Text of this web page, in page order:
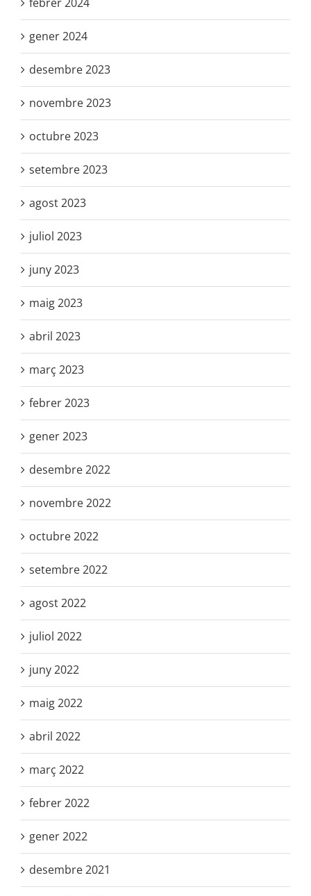
gener 2024
desembre 2023
novembre 2023
octubre 2023
setembre 2023
agost 2023
juliol 2023
juny 2023
maig 2023
abril 2023
març 2023
febrer 2023
gener 2023
desembre 2022
novembre 2022
octubre 2022
setembre 2022
agost 2022
juliol 2022
juny 2022
maig 2022
abril 2022
març 2022
febrer 2022
gener 2022
desembre 2021